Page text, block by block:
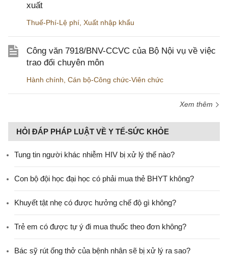
xuất
Thuế-Phí-Lệ phí Xuất nhập khẩu
Công văn 7918/BNV-CCVC của Bộ Nội vụ về việc
trao đổi chuyên môn
Hành chính Cán bộ-Công chức-Viên chức
Xem thêm
HỎI ĐÁP PHÁP LUẬT VỀ Y TẾ-SỨC KHỎE
Tung tin người khác nhiễm HIV bị xử lý thế nào?
Con bộ đội học đại học có phải mua thẻ BHYT không?
Khuyết tật nhẹ có được hưởng chế độ gì không?
Trẻ em có được tự ý đi mua thuốc theo đơn không?
Bác sỹ rút ống thở của bệnh nhân sẽ bị xử lý ra sao?